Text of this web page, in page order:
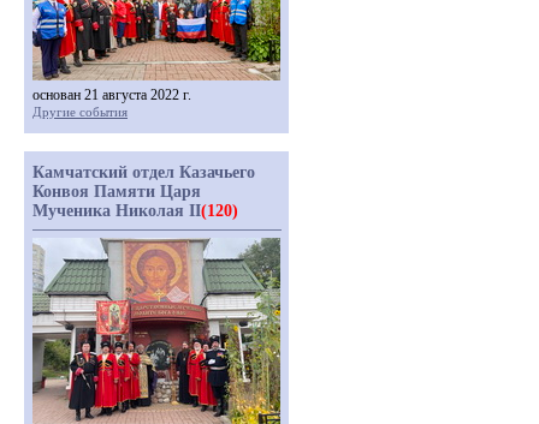
основан 21 августа 2022 г.
Другие события
Камчатский отдел Казачьего
Конвоя Памяти Царя
Мученика Николая II(120)